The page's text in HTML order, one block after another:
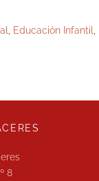
Educación Infantil
8